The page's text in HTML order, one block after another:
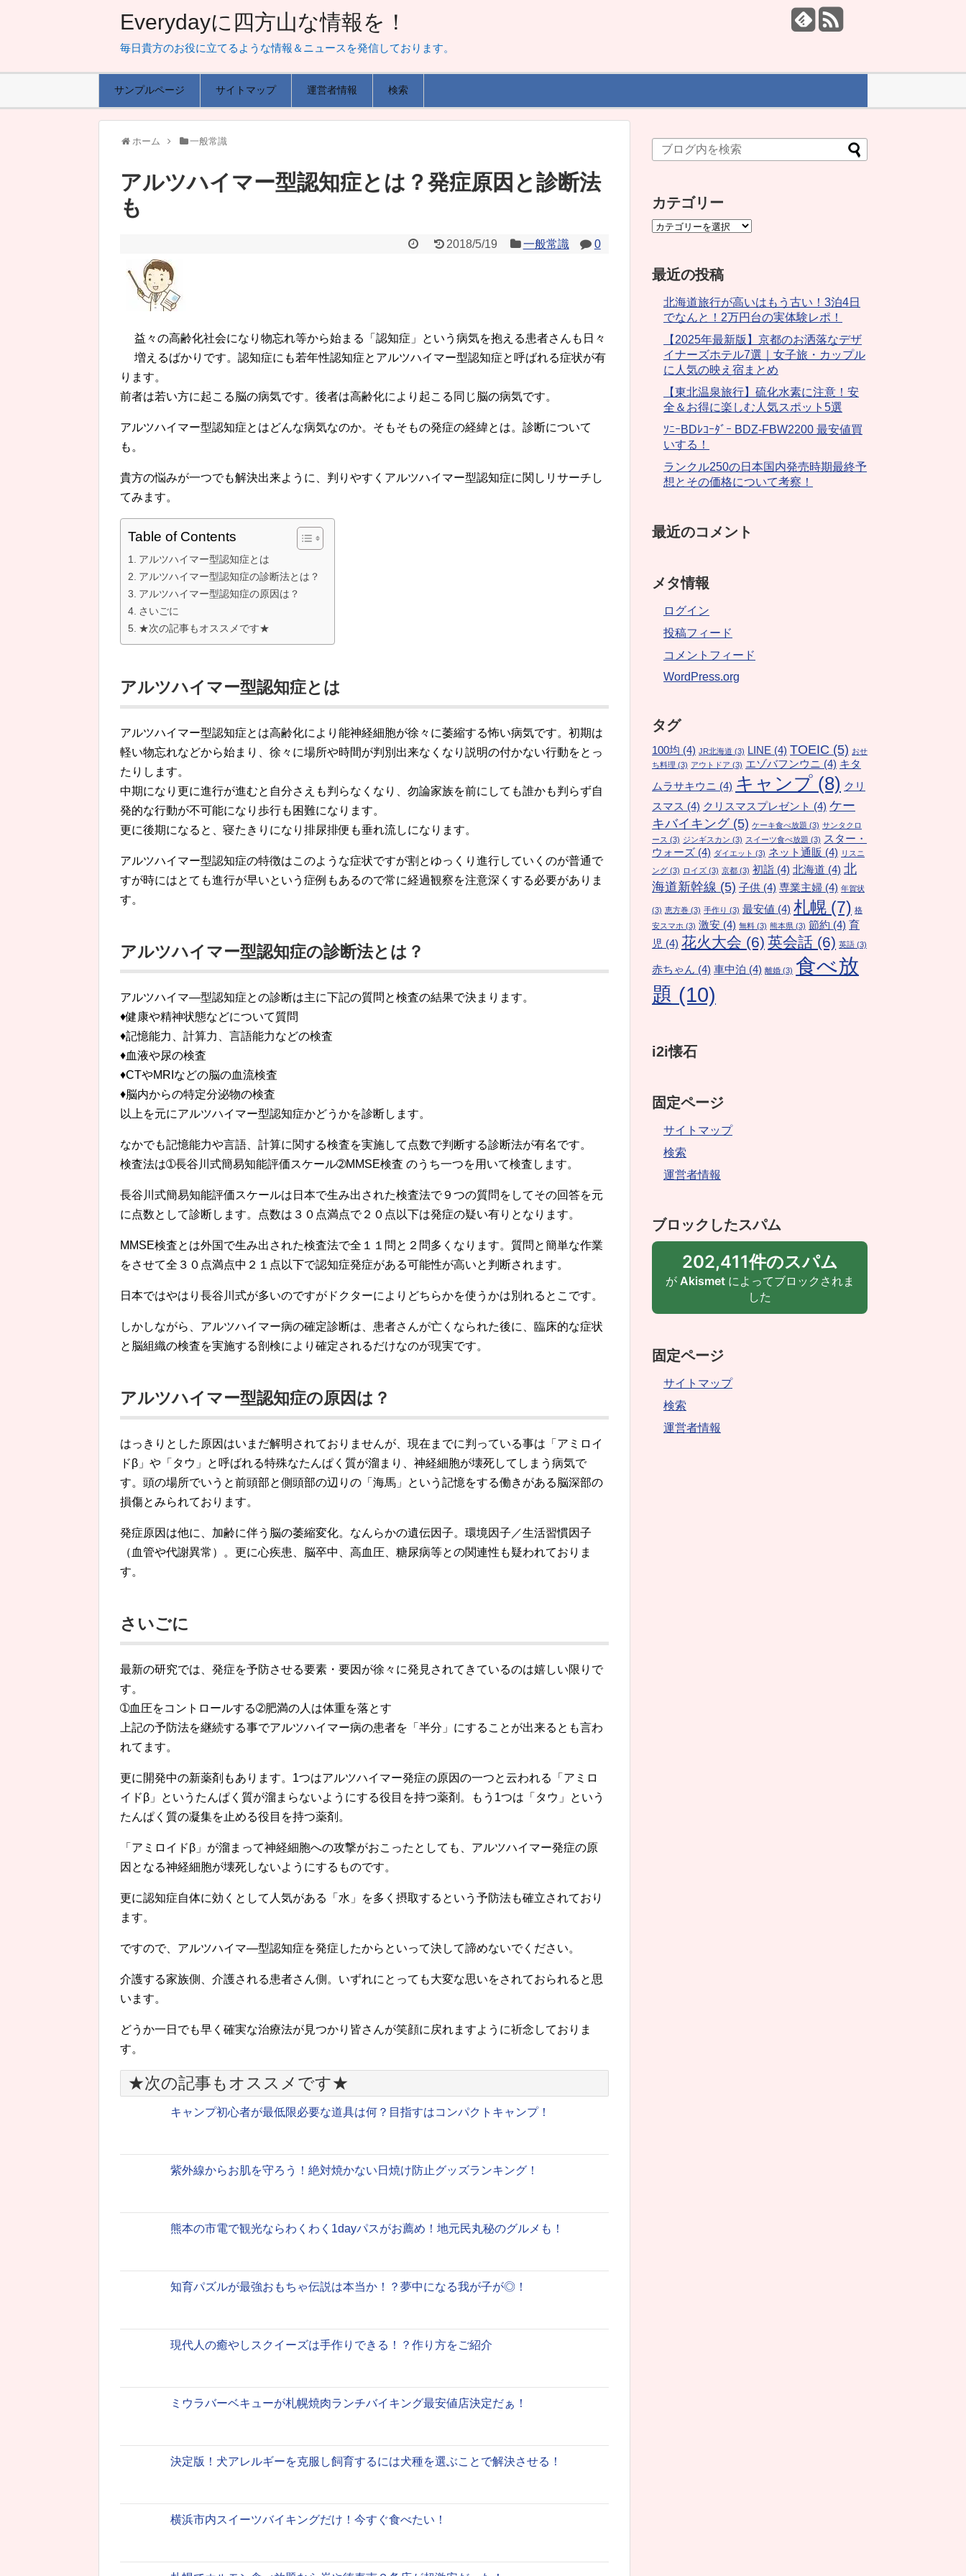
Everydayに四方山な情報を！
毎日貴方のお役に立てるような情報＆ニュースを発信しております。
サンプルページ サイトマップ 運営者情報 検索
ホーム 一般常識
アルツハイマー型認知症とは？発症原因と診断法
も
2018/5/19 一般常識 0
益々の高齢化社会になり物忘れ等から始まる「認知症」という病気を抱える患者さんも日々
増えるばかりです。認知症にも若年性認知症とアルツハイマー型認知症と呼ばれる症状が有
ります。
前者は若い方に起こる脳の病気です。後者は高齢化により起こる同じ脳の病気です。
アルツハイマー型認知症とはどんな病気なのか。そもそもの発症の経緯とは。診断について
も。
貴方の悩みが一つでも解決出来ように、判りやすくアルツハイマー型認知症に関しリサーチし
てみます。
Table of Contents
アルツハイマー型認知症とは
アルツハイマー型認知症の診断法とは？
アルツハイマー型認知症の原因は？
さいごに
★次の記事もオススメです★
アルツハイマー型認知症とは
アルツハイマー型認知症とは高齢化により能神経細胞が徐々に萎縮する怖い病気です。初期は
軽い物忘れなどから始まり、徐々に場所や時間が判別出来なくなり説明の付かない行動をとっ
たりします。
中期になり更に進行が進むと自分さえも判らなくなり、勿論家族を前にしても誰かも判らず自
発的な行動が不可能になり歩行も困難になります。
更に後期になると、寝たきりになり排尿排便も垂れ流しになります。
アルツハイマー型認知症の特徴はこのような症状ですが割とゆっくり進行していくのが普通で
すが時にはとても進行が早いという症例もあるので常に経過観察を注意深くする必要がありま
す。
アルツハイマー型認知症の診断法とは？
アルツハイマ―型認知症との診断は主に下記の質問と検査の結果で決まります。
♦健康や精神状態などについて質問
♦記憶能力、計算力、言語能力などの検査
♦血液や尿の検査
♦CTやMRIなどの脳の血流検査
♦脳内からの特定分泌物の検査
以上を元にアルツハイマー型認知症かどうかを診断します。
なかでも記憶能力や言語、計算に関する検査を実施して点数で判断する診断法が有名です。
検査法は➀長谷川式簡易知能評価スケール➁MMSE検査 のうち一つを用いて検査します。
長谷川式簡易知能評価スケールは日本で生み出された検査法で９つの質問をしてその回答を元
に点数として診断します。点数は３０点満点で２０点以下は発症の疑い有りとなります。
MMSE検査とは外国で生み出された検査法で全１１問と２問多くなります。質問と簡単な作業
をさせて全３０点満点中２１点以下で認知症発症がある可能性が高いと判断されます。
日本ではやはり長谷川式が多いのですがドクターによりどちらかを使うかは別れるとこです。
しかしながら、アルツハイマー病の確定診断は、患者さんが亡くなられた後に、臨床的な症状
と脳組織の検査を実施する剖検により確定されるだけなのが現実です。
アルツハイマー型認知症の原因は？
はっきりとした原因はいまだ解明されておりませんが、現在までに判っている事は「アミロイ
ドβ」や「タウ」と呼ばれる特殊なたんぱく質が溜まり、神経細胞が壊死してしまう病気で
す。頭の場所でいうと前頭部と側頭部の辺りの「海馬」という記憶をする働きがある脳深部の
損傷とみられております。
発症原因は他に、加齢に伴う脳の萎縮変化。なんらかの遺伝因子。環境因子／生活習慣因子
（血管や代謝異常）。更に心疾患、脳卒中、高血圧、糖尿病等との関連性も疑われておりま
す。
さいごに
最新の研究では、発症を予防させる要素・要因が徐々に発見されてきているのは嬉しい限りで
す。
➀血圧をコントロールする➁肥満の人は体重を落とす
上記の予防法を継続する事でアルツハイマー病の患者を「半分」にすることが出来るとも言わ
れてます。
更に開発中の新薬剤もあります。1つはアルツハイマー発症の原因の一つと云われる「アミロ
イドβ」というたんぱく質が溜まらないようにする役目を持つ薬剤。もう1つは「タウ」という
たんぱく質の凝集を止める役目を持つ薬剤。
「アミロイドβ」が溜まって神経細胞への攻撃がおこったとしても、アルツハイマー発症の原
因となる神経細胞が壊死しないようにするものです。
更に認知症自体に効くとして人気がある「水」を多く摂取するという予防法も確立されており
ます。
ですので、アルツハイマ―型認知症を発症したからといって決して諦めないでください。
介護する家族側、介護される患者さん側。いずれにとっても大変な思いをされておられると思
います。
どうか一日でも早く確実な治療法が見つかり皆さんが笑顔に戻れますように祈念しておりま
す。
★次の記事もオススメです★
キャンプ初心者が最低限必要な道具は何？目指すはコンパクトキャンプ！
紫外線からお肌を守ろう！絶対焼かない日焼け防止グッズランキング！
熊本の市電で観光ならわくわく1dayパスがお薦め！地元民丸秘のグルメも！
知育パズルが最強おもちゃ伝説は本当か！？夢中になる我が子が◎！
現代人の癒やしスクイーズは手作りできる！？作り方をご紹介
ミウラバーベキューが札幌焼肉ランチバイキング最安値店決定だぁ！
決定版！犬アレルギーを克服し飼育するには犬種を選ぶことで解決させる！
横浜市内スイーツバイキングだけ！今すぐ食べたい！
カテゴリー
最近の投稿
北海道旅行が高いはもう古い！3泊4日
でなんと！2万円台の実体験レポ！
【2025年最新版】京都のお洒落なデザ
イナーズホテル7選｜女子旅・カップル
に人気の映え宿まとめ
【東北温泉旅行】硫化水素に注意！安
全＆お得に楽しむ人気スポット5選
ｿﾆｰBDﾚｺｰﾀﾞｰ BDZ-FBW2200 最安値買
いする！
ランクル250の日本国内発売時期最終予
想とその価格について考察！
最近のコメント
メタ情報
ログイン
投稿フィード
コメントフィード
WordPress.org
タグ
100均 (4) JR北海道 (3) LINE (4) TOEIC (5) おせ
ち料理 (3) アウトドア (3) エゾバフンウニ (4) キタ
ムラサキウニ (4) キャンプ (8) クリ
スマス (4) クリスマスプレゼント (4) ケー
キバイキング(5) ケーキ食べ放題 (3) サンタクロ
ース (3) ジンギスカン (3) スイーツ食べ放題 (3) スター・
ウォーズ (4) ダイエット (3) ネット通販 (4) リスニ
ング (3) ロイズ (3) 京都 (3) 初詣 (4) 北海道 (4) 北
海道新幹線 (5) 子供 (4) 専業主婦 (4) 年賀状
(3) 恵方巻 (3) 手作り (3) 最安値 (4) 札幌 (7) 格
安スマホ (3) 激安 (4) 無料 (3) 熊本県 (3) 節約 (4) 育
児 (4) 花火大会 (6) 英会話 (6) 英語 (3)
赤ちゃん (4) 車中泊 (4) 離婚 (3) 食べ放
題 (10)
i2i懐石
固定ページ
サイトマップ
検索
運営者情報
ブロックしたスパム
202,411件のスパム
が Akismetによってブロックされま
した
固定ページ
サイトマップ
検索
運営者情報